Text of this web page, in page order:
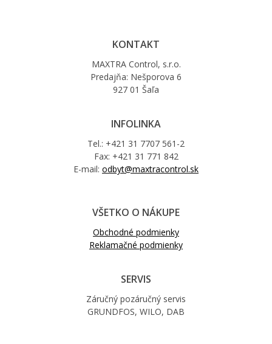
KONTAKT
MAXTRA Control, s.r.o.
Predajňa: Nešporova 6
927 01 Šaľa
INFOLINKA
Tel.: +421 31 7707 561-2
Fax: +421 31 771 842
E-mail: odbyt@maxtracontrol.sk
VŠETKO O NÁKUPE
Obchodné podmienky
Reklamačné podmienky
SERVIS
Záručný pozáručný servis
GRUNDFOS, WILO, DAB